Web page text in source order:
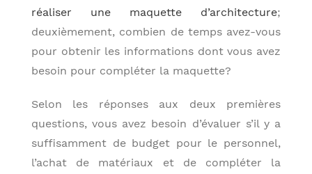
réaliser une maquette d’architecture;
deuxièmement, combien de temps avez-vous
pour obtenir les informations dont vous avez
besoin pour compléter la maquette?
Selon les réponses aux deux premières
questions, vous avez besoin d’évaluer s’il y a
suffisamment de budget pour le personnel,
l’achat de matériaux et de compléter la